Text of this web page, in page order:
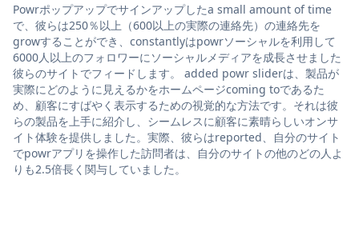
Powrポップアップでサインアップしたa small amount of time
で、彼らは250％以上（600以上の実際の連絡先）の連絡先を
growすることができ、constantlyはpowrソーシャルを利用して
6000人以上のフォロワーにソーシャルメディアを成長させました
彼らのサイトでフィードします。 added powr sliderは、製品が
実際にどのように見えるかをホームページcoming toであるた
め、顧客にすばやく表示するための視覚的な方法です。それは彼
らの製品を上手に紹介し、シームレスに顧客に素晴らしいオンサ
イト体験を提供しました。実際、彼らはreported、自分のサイト
でpowrアプリを操作した訪問者は、自分のサイトの他のどの人よ
りも2.5倍長く関与していました。